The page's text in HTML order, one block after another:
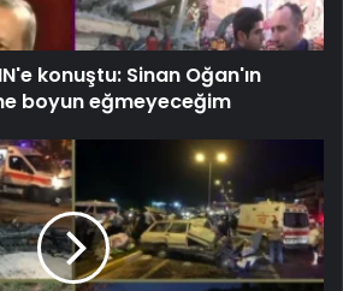
konuştu: Sinan Oğan'ın
boyun eğmeyeceğim